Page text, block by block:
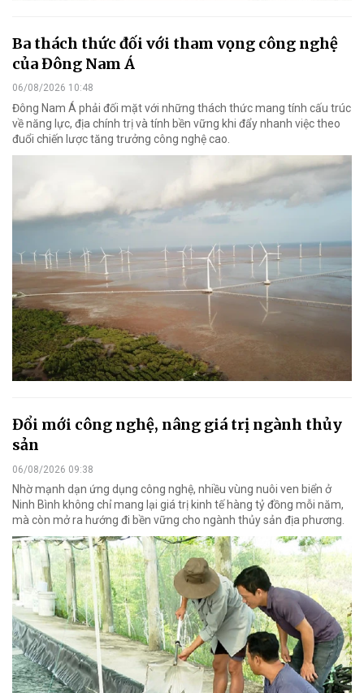
Ba thách thức đối với tham vọng công nghệ
của Đông Nam Á
06/08/2026 10:48
Đông Nam Á phải đối mặt với những thách thức mang tính cấu trúc
về năng lực, địa chính trị và tính bền vững khi đẩy nhanh việc theo
đuổi chiến lược tăng trưởng công nghệ cao.
Đổi mới công nghệ, nâng giá trị ngành thủy
sản
06/08/2026 09:38
Nhờ mạnh dạn ứng dụng công nghệ, nhiều vùng nuôi ven biển ở
Ninh Bình không chỉ mang lại giá trị kinh tế hàng tỷ đồng mỗi năm,
mà còn mở ra hướng đi bền vững cho ngành thủy sản địa phương.